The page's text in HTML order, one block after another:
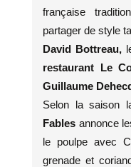
française
partager de style
David Bottreau,
restaurant Le
Guillaume
Selon la saison
Fables annonce
le poulpe avec
grenade et